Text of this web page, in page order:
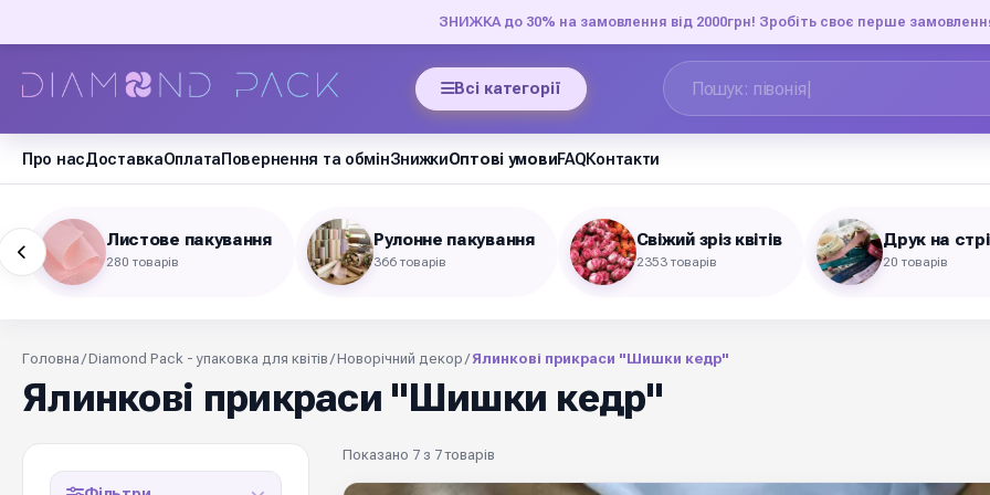
ЗНИЖКА до 30% на замовлення від 2000грн! Зробіть своє перше
Всі категорії
Про насДоставкаОплатаПовернення та обмінЗнижкиОптові умовиFAQКонтакти
Листове пакування
280 товарів
Рулонне пакування
366 товарів
Свіжий зріз квітів
2353 товарів
Друк на
20 товарів
Головна /Diamond Pack - упаковка для квітів /Новорічний декор / Ялинкові прикраси "Шишки кедр"
Ялинкові прикраси "Шишки кедр"
Показано 7 з 7 товарів